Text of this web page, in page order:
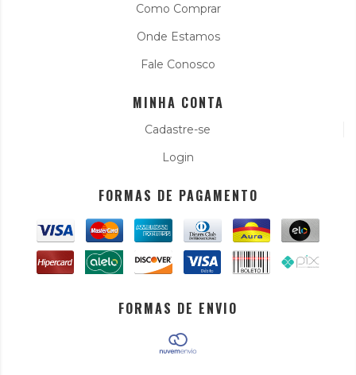
Como Comprar
Onde Estamos
Fale Conosco
MINHA CONTA
Cadastre-se
Login
FORMAS DE PAGAMENTO
FORMAS DE ENVIO